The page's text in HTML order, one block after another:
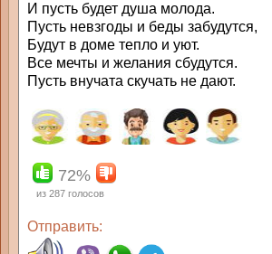
И пусть будет душа молода.
Пусть невзгоды и беды забудутся,
Будут в доме тепло и уют.
Все мечты и желания сбудутся.
Пусть внучата скучать не дают.
72%
из 287 голосов
Отправить: